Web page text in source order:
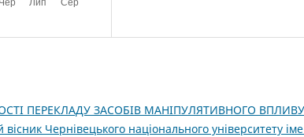
ПЕРЕКЛАДУ ЗАСОБІВ МАНІПУЛЯТИВНОГО
вісник Чернівецького національного університету